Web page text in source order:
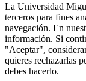
La Universidad
terceros para fines
navegación. En
información. Si
"Aceptar",
quieres rechazarlas
debes hacerlo.